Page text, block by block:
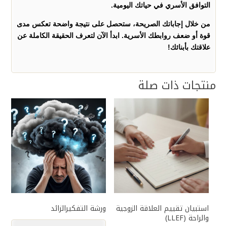
التوافق الأسري في حياتك اليومية.
من خلال إجاباتك الصريحة، ستحصل على نتيجة واضحة تعكس مدى
قوة أو ضعف روابطك الأسرية. ابدأ الآن لتعرف الحقيقة الكاملة عن
علاقتك بأبنائك!
منتجات ذات صلة
استبيان تقييم العلاقة الزوجية
والراحة (LLEF)
ورشة التفكيرالزائد